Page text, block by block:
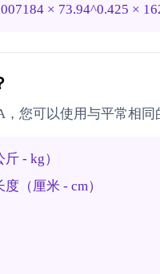
× 73.94^0.425 ×
，您可以使用与平常相
- kg）
（厘米 - cm）